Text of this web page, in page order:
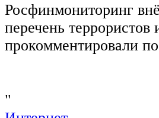
Росфинмониторинг
перечень
прокомментировали
"